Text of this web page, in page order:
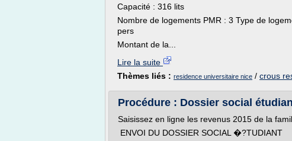
Capacité : 316 lits
Nombre de logements PMR : 3 Type de
pers
Montant de la...
Lire la suite
Thèmes liés : residence universitaire nice / crous
Procédure : Dossier social
Saisissez en ligne les revenus 2015 de la
ENVOI DU DOSSIER SOCIAL �?TUDIANT